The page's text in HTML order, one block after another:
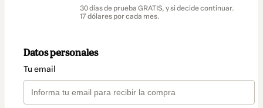
30 días de prueba GRATIS, y si decide continuar.
17 dólares por cada mes.
Datos personales
Tu email